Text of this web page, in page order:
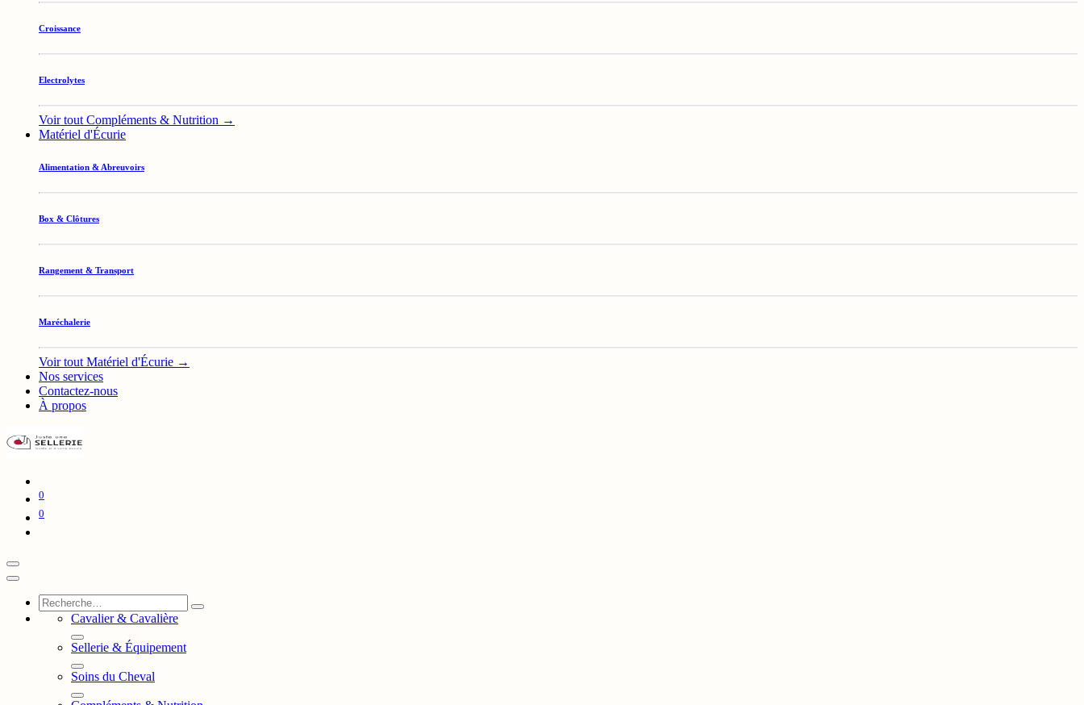
Croissance
Electrolytes
Voir tout Compléments & Nutrition →
Matériel d'Écurie
Alimentation & Abreuvoirs
Box & Clôtures
Rangement & Transport
Maréchalerie
Voir tout Matériel d'Écurie →
Nos services
Contactez-nous
À propos
0
0
Cavalier & Cavalière
Sellerie & Équipement
Soins du Cheval